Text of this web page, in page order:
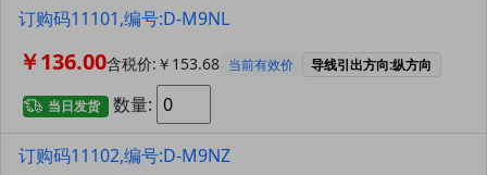
订购码11101,编号:D-M9NL
￥136.00含税价:￥153.68 当前有效价 导线引出方向:纵方向
当日发货 数量:
订购码11102,编号:D-M9NZ